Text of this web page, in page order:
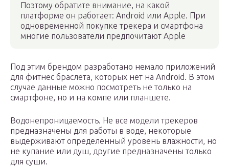
Поэтому обратите внимание, на какой
платформе он работает: Android или Apple. При
одновременной покупке трекера и смартфона
многие пользователи предпочитают Apple
Под этим брендом разработано немало приложений
для фитнес браслета, которых нет на Android. В этом
случае данные можно посмотреть не только на
смартфоне, но и на компе или планшете.
Водонепроницаемость. Не все модели трекеров
предназначены для работы в воде, некоторые
выдерживают определенный уровень влажности, но
не купание или душ, другие предназначены только
для суши.